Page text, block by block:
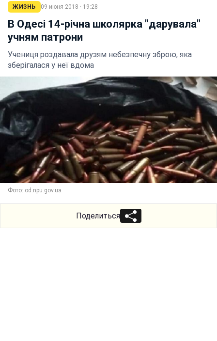
ЖИЗНЬ 09 июня 2018 · 19:28
В Одесі 14-річна школярка "дарувала"
учням патрони
Учениця роздавала друзям небезпечну зброю, яка
зберігалася у неї вдома
Фото: od.npu.gov.ua
Поделиться